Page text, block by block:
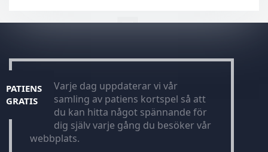
PATIENS
GRATIS
Varje dag uppdaterar vi vår
samling av patiens kortspel så att
du kan hitta något spännande för
dig själv varje gång du besöker vår
webbplats.